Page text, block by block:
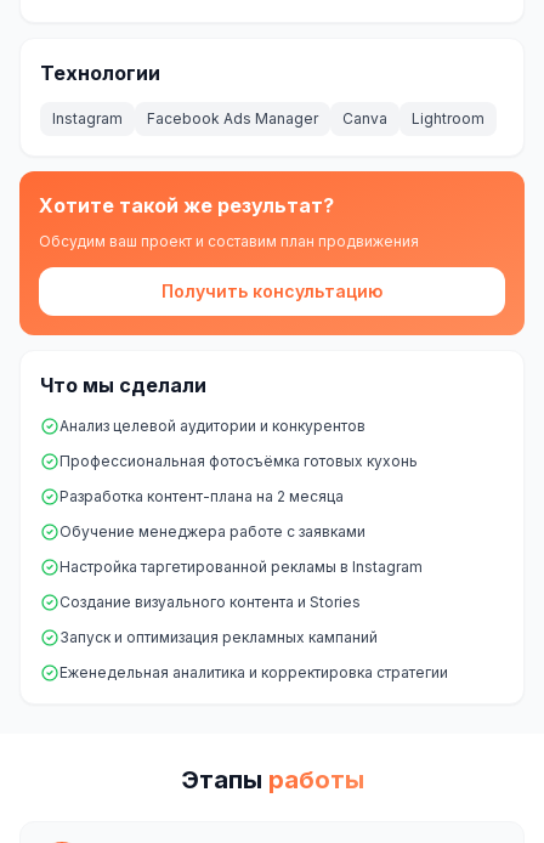
Технологии
Instagram Facebook Ads Manager Canva Lightroom
Хотите такой же результат?
Обсудим ваш проект и составим план продвижения
Получить консультацию
Что мы сделали
Анализ целевой аудитории и конкурентов
Профессиональная фотосъёмка готовых кухонь
Разработка контент-плана на 2 месяца
Обучение менеджера работе с заявками
Настройка таргетированной рекламы в Instagram
Создание визуального контента и Stories
Запуск и оптимизация рекламных кампаний
Еженедельная аналитика и корректировка стратегии
Этапы работы